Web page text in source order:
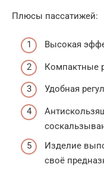
Плюсы пассатижей:
Высокая
Компактные
Удобная
Изделие
своё